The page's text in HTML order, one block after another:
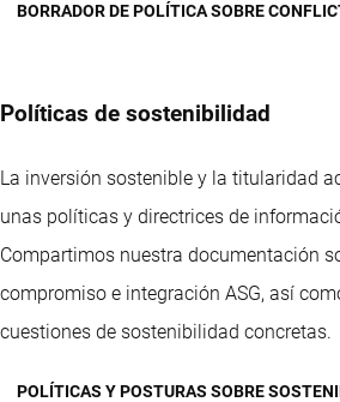
BORRADOR DE POLÍTICA SOBRE
Políticas de sostenibilidad
La inversión sostenible y la titularidad
unas políticas y directrices de
Compartimos nuestra documentación
compromiso e integración ASG, así
cuestiones de sostenibilidad concretas.
POLÍTICAS Y POSTURAS SOBRE